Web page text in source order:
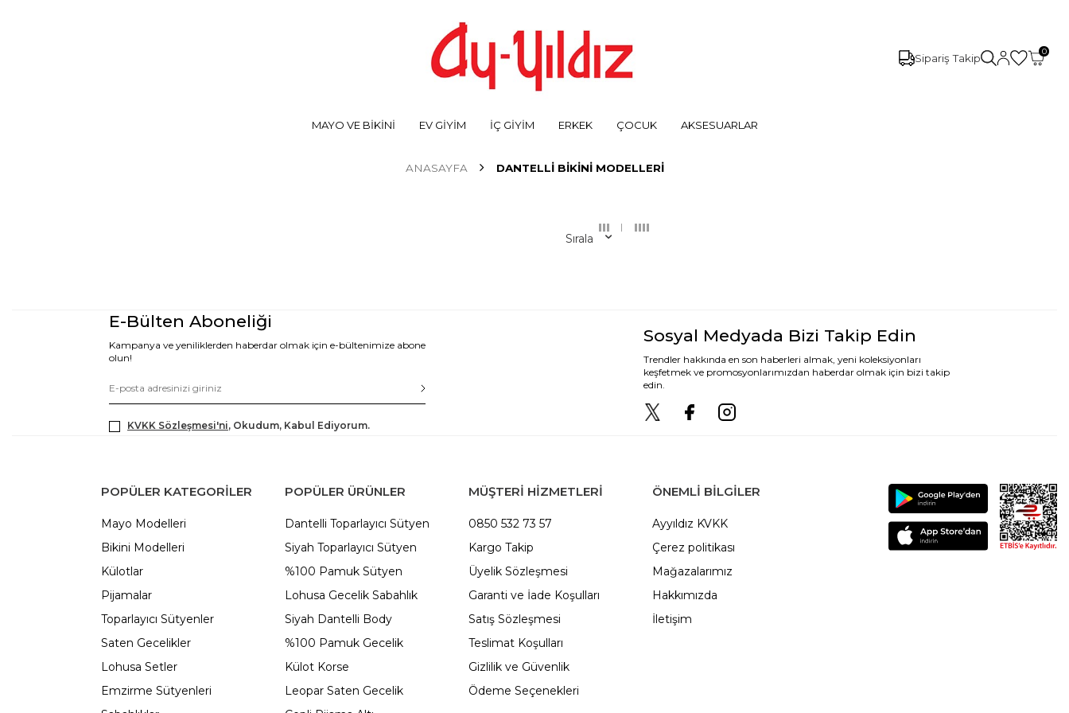
Sipariş Takip
0
MAYO VE BİKİNİ EV GİYİM İÇ GİYİM ERKEK ÇOCUK AKSESUARLAR
ANASAYFA DANTELLI BIKINI MODELLERI
Sırala
E-Bülten Aboneliği
Kampanya ve yeniliklerden haberdar olmak için e-bültenimize abone
olun!
KVKK Sözleşmesi'ni, Okudum, Kabul Ediyorum.
Sosyal Medyada Bizi Takip Edin
Trendler hakkında en son haberleri almak, yeni koleksiyonları
keşfetmek ve promosyonlarımızdan haberdar olmak için bizi takip
edin.
POPÜLER KATEGORILER
Mayo Modelleri
Bikini Modelleri
Külotlar
Pijamalar
Toparlayıcı Sütyenler
Saten Gecelikler
Lohusa Setler
Emzirme Sütyenleri
POPÜLER ÜRÜNLER
Dantelli Toparlayıcı Sütyen
Siyah Toparlayıcı Sütyen
%100 Pamuk Sütyen
Lohusa Gecelik Sabahlık
Siyah Dantelli Body
%100 Pamuk Gecelik
Külot Korse
Leopar Saten Gecelik
MÜŞTERİ HİZMETLERİ
0850 532 73 57
Kargo Takip
Üyelik Sözleşmesi
Garanti ve İade Koşulları
Satış Sözleşmesi
Teslimat Koşulları
Gizlilik ve Güvenlik
Ödeme Seçenekleri
ÖNEMLI BILGILER
Ayyıldız KVKK
Çerez politikası
Mağazalarımız
Hakkımızda
İletişim